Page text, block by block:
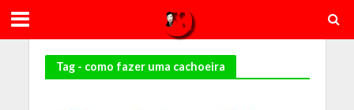
Tag - como fazer uma cachoeira